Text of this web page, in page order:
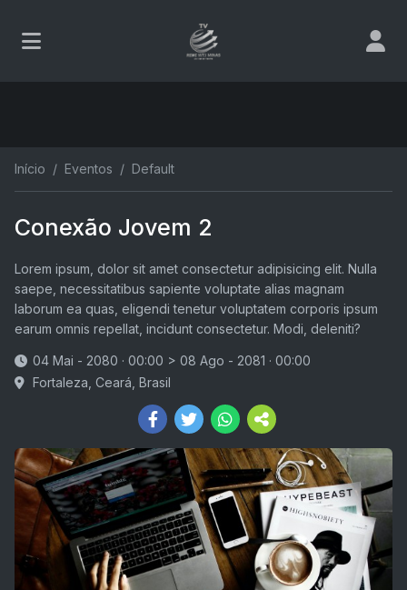
Início Eventos Default
Conexão Jovem 2
Lorem ipsum, dolor sit amet consectetur adipisicing elit. Nulla
saepe, necessitatibus sapiente voluptate alias magnam
laborum ea quas, eligendi tenetur voluptatem corporis ipsum
earum omnis repellat, incidunt consectetur. Modi, deleniti?
04 Mai - 2080 · 00:00 > 08 Ago - 2081 · 00:00
Fortaleza, Ceará, Brasil